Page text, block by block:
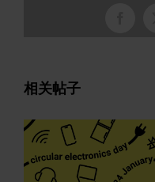
相关帖子